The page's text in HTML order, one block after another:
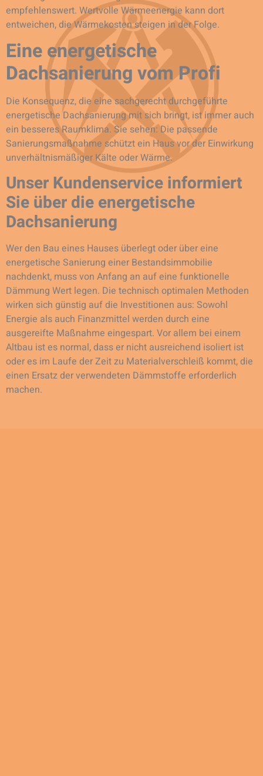
empfehlenswert. Wertvolle Wärmeenergie kann dort
entweichen, die Wärmekosten steigen in der Folge.
Eine energetische
Dachsanierung vom Profi
Die Konsequenz, die eine sachgerecht durchgeführte
energetische Dachsanierung mit sich bringt, ist immer auch
ein besseres Raumklima. Sie sehen: Die passende
Sanierungsmaßnahme schützt ein Haus vor der Einwirkung
unverhältnismäßiger Kälte oder Wärme.
Unser Kundenservice informiert
Sie über die energetische
Dachsanierung
Wer den Bau eines Hauses überlegt oder über eine
energetische Sanierung einer Bestandsimmobilie
nachdenkt, muss von Anfang an auf eine funktionelle
Dämmung Wert legen. Die technisch optimalen Methoden
wirken sich günstig auf die Investitionen aus: Sowohl
Energie als auch Finanzmittel werden durch eine
ausgereifte Maßnahme eingespart. Vor allem bei einem
Altbau ist es normal, dass er nicht ausreichend isoliert ist
oder es im Laufe der Zeit zu Materialverschleiß kommt, die
einen Ersatz der verwendeten Dämmstoffe erforderlich
machen.